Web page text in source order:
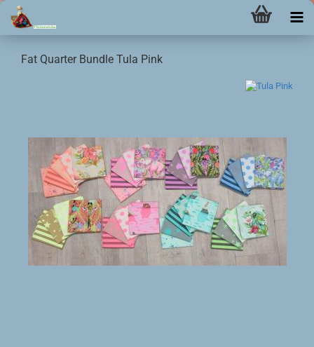
Fat Quarter Bundle Tula Pink